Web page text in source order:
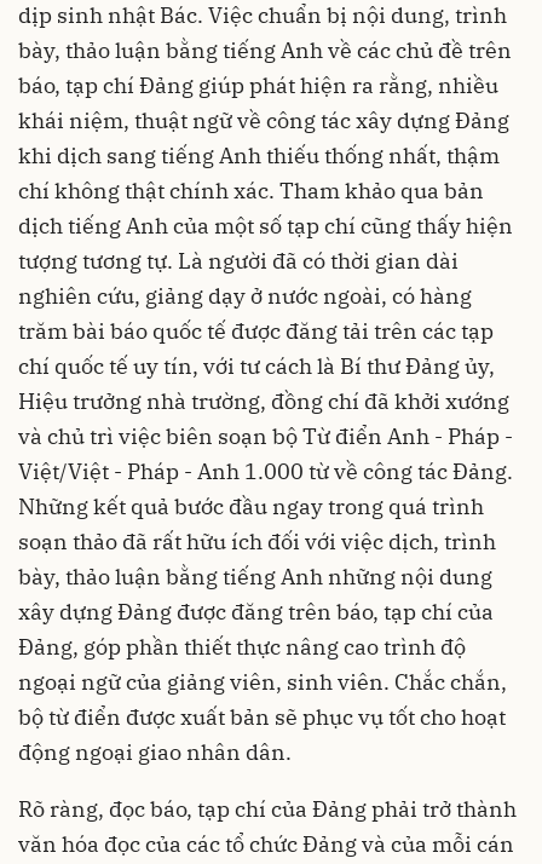
dịp sinh nhật Bác. Việc chuẩn bị nội dung, trình
bày, thảo luận bằng tiếng Anh về các chủ đề trên
báo, tạp chí Đảng giúp phát hiện ra rằng, nhiều
khái niệm, thuật ngữ về công tác xây dựng Đảng
khi dịch sang tiếng Anh thiếu thống nhất, thậm
chí không thật chính xác. Tham khảo qua bản
dịch tiếng Anh của một số tạp chí cũng thấy hiện
tượng tương tự. Là người đã có thời gian dài
nghiên cứu, giảng dạy ở nước ngoài, có hàng
trăm bài báo quốc tế được đăng tải trên các tạp
chí quốc tế uy tín, với tư cách là Bí thư Đảng ủy,
Hiệu trưởng nhà trường, đồng chí đã khởi xướng
và chủ trì việc biên soạn bộ Từ điển Anh - Pháp -
Việt/Việt - Pháp - Anh 1.000 từ về công tác Đảng.
Những kết quả bước đầu ngay trong quá trình
soạn thảo đã rất hữu ích đối với việc dịch, trình
bày, thảo luận bằng tiếng Anh những nội dung
xây dựng Đảng được đăng trên báo, tạp chí của
Đảng, góp phần thiết thực nâng cao trình độ
ngoại ngữ của giảng viên, sinh viên. Chắc chắn,
bộ từ điển được xuất bản sẽ phục vụ tốt cho hoạt
động ngoại giao nhân dân.
Rõ ràng, đọc báo, tạp chí của Đảng phải trở thành
văn hóa đọc của các tổ chức Đảng và của mỗi cán